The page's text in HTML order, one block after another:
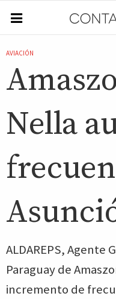
AVIACIÓN
Nella
ALDAREPS, Agente
Paraguay de
incremento de